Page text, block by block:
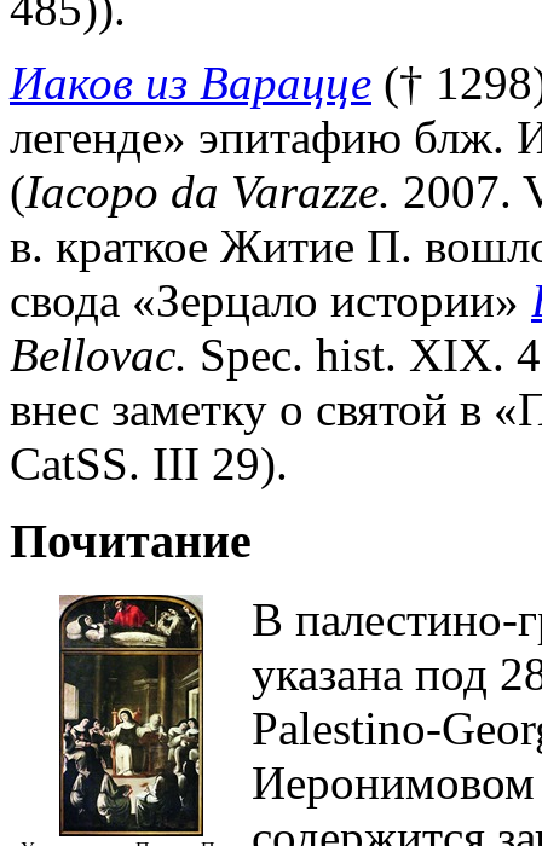
Иаков из Варацце (†
легенде» эпитафию
(Iacopo da Varazze. 2007.
в. краткое Житие П.
свода «Зерцало истории»
Bellovac. Spec. hist. XIX.
внес заметку о святой в
CatSS. III 29).
Почитание
В палестино-
указана под
Palestino-
Иеронимовом